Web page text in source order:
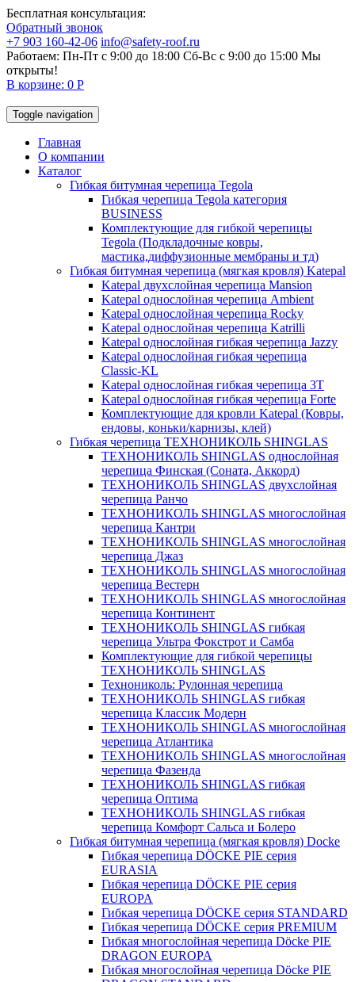
Бесплатная консультация:
Обратный звонок
+7 903 160-42-06 info@safety-roof.ru
Работаем: Пн-Пт с 9:00 до 18:00 Сб-Вс c 9:00 до 15:00 Мы
открыты!
В корзине: 0 Р
Toggle navigation
Главная
О компании
Каталог
Гибкая битумная черепица Tegola
Гибкая черепица Tegola категория
BUSINESS
Комплектующие для гибкой черепицы
Tegola (Подкладочные ковры,
мастика,диффузионные мембраны и тд)
Гибкая битумная черепица (мягкая кровля) Katepal
Katepal двухслойная черепица Mansion
Katepal однослойная черепица Ambient
Katepal однослойная черепица Rocky
Katepal однослойная черепица Katrilli
Katepal однослойная гибкая черепица Jazzy
Katepal однослойная гибкая черепица
Classic-KL
Katepal однослойная гибкая черепица 3T
Katepal однослойная гибкая черепица Forte
Комплектующие для кровли Katepal (Ковры,
ендовы, коньки/карнизы, клей)
Гибкая черепица ТЕХНОНИКОЛЬ SHINGLAS
ТЕХНОНИКОЛЬ SHINGLAS однослойная
черепица Финская (Соната, Аккорд)
ТЕХНОНИКОЛЬ SHINGLAS двухслойная
черепица Ранчо
ТЕХНОНИКОЛЬ SHINGLAS многослойная
черепица Кантри
ТЕХНОНИКОЛЬ SHINGLAS многослойная
черепица Джаз
ТЕХНОНИКОЛЬ SHINGLAS многослойная
черепица Вестерн
ТЕХНОНИКОЛЬ SHINGLAS многослойная
черепица Континент
ТЕХНОНИКОЛЬ SHINGLAS гибкая
черепица Ультра Фокстрот и Самба
Комплектующие для гибкой черепицы
ТЕХНОНИКОЛЬ SHINGLAS
Технониколь: Рулонная черепица
ТЕХНОНИКОЛЬ SHINGLAS гибкая
черепица Классик Модерн
ТЕХНОНИКОЛЬ SHINGLAS многослойная
черепица Атлантика
ТЕХНОНИКОЛЬ SHINGLAS многослойная
черепица Фазенда
ТЕХНОНИКОЛЬ SHINGLAS гибкая
черепица Оптима
ТЕХНОНИКОЛЬ SHINGLAS гибкая
черепица Комфорт Сальса и Болеро
Гибкая битумная черепица (мягкая кровля) Docke
Гибкая черепица DÖCKE PIE серия
EURASIA
Гибкая черепица DÖCKE PIE серия
EUROPA
Гибкая черепица DÖCKE серия STANDARD
Гибкая черепица DÖCKE серия PREMIUM
Гибкая многослойная черепица Döcke PIE
DRAGON EUROPA
Гибкая многослойная черепица Döcke PIE